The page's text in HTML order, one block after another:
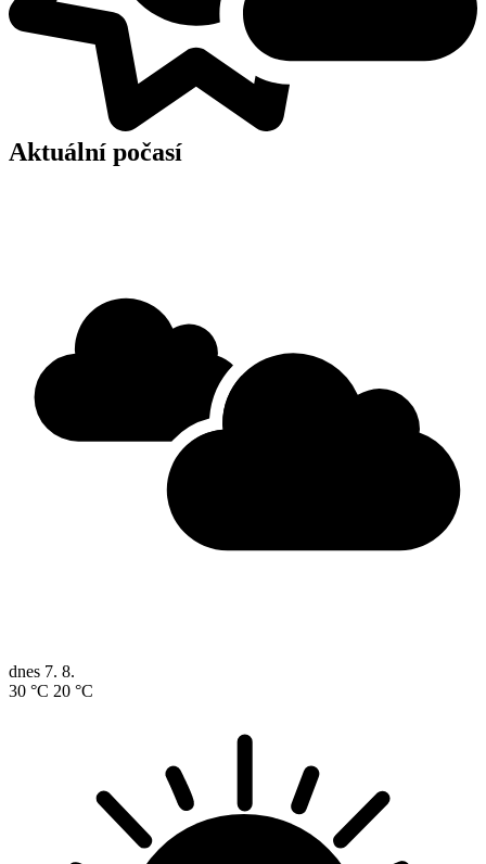
Aktuální počasí
dnes 7. 8.
30 °C 20 °C